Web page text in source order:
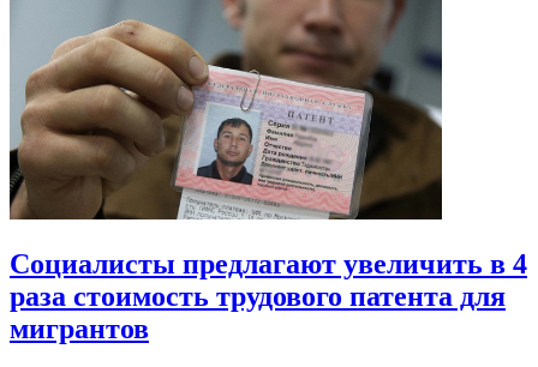
Социалисты предлагают увеличить в 4
раза стоимость трудового патента для
мигрантов